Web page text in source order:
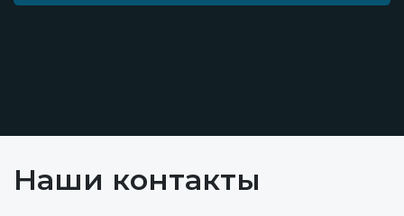
Наши контакты